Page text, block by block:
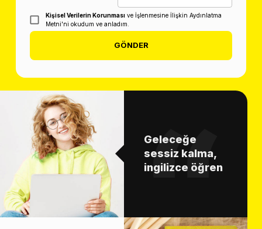
Kişisel Verilerin Korunması ve İşlenmesine İlişkin Aydınlatma
Metni'ni okudum ve anladım.
GÖNDER
Geleceğe
sessiz kalma,
ingilizce öğren